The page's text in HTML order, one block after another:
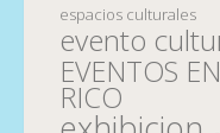
espacios culturales
evento
EVENTOS
RICO